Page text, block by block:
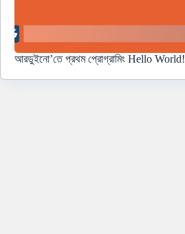
আরডুইনো’তে প্রথম প্রোগ্রামিং Hello World!